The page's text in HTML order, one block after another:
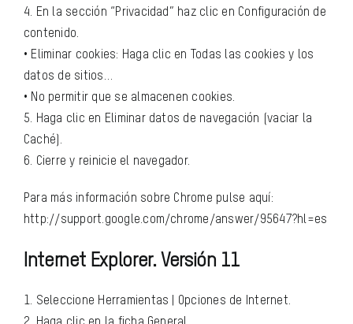
4. En la sección “Privacidad” haz clic en Configuración de
contenido.
• Eliminar cookies: Haga clic en Todas las cookies y los
datos de sitios…
• No permitir que se almacenen cookies.
5. Haga clic en Eliminar datos de navegación (vaciar la
Caché).
6. Cierre y reinicie el navegador.
Para más información sobre Chrome pulse aquí:
http://support.google.com/chrome/answer/95647?hl=es
Internet Explorer. Versión 11
1. Seleccione Herramientas | Opciones de Internet.